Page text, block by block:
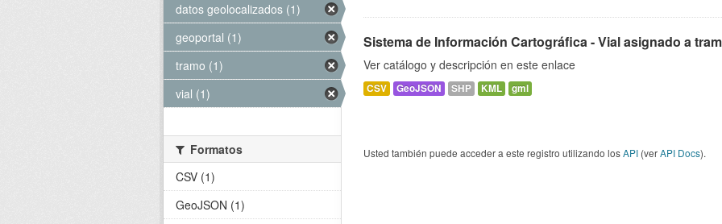
Sistema de Información Cartográfica - Vial asignado a
Ver catálogo y descripción en este enlace
CSV GeoJSON SHP KML gml
Usted también puede acceder a este registro utilizando losAPI (verAPI Docs).
datos geolocalizados (1)
geoportal (1)
tramo (1)
vial (1)
Formatos
CSV (1)
GeoJSON (1)